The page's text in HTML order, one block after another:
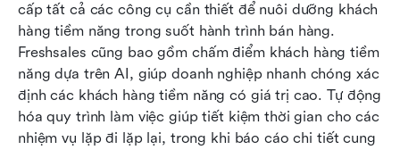
cấp tất cả các công cụ cần thiết để nuôi dưỡng khách
hàng tiềm năng trong suốt hành trình bán hàng.
Freshsales cũng bao gồm chấm điểm khách hàng tiềm
năng dựa trên AI, giúp doanh nghiệp nhanh chóng xác
định các khách hàng tiềm năng có giá trị cao. Tự động
hóa quy trình làm việc giúp tiết kiệm thời gian cho các
nhiệm vụ lặp đi lặp lại, trong khi báo cáo chi tiết cung